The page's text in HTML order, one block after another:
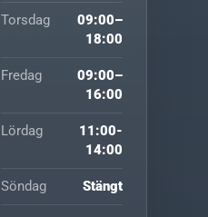
Torsdag
09:00–
18:00
Fredag
09:00–
16:00
Lördag
11:00-
14:00
Söndag Stängt